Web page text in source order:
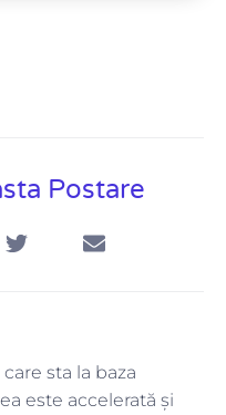
Postare
sta la baza
este accelerată și